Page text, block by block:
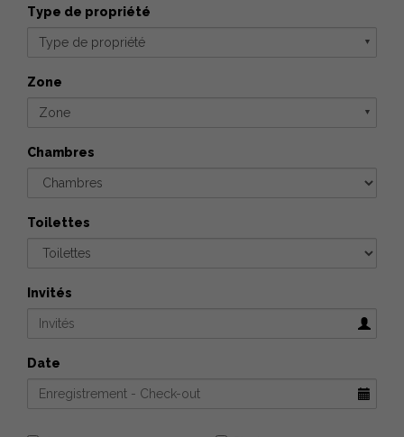
Type de propriété
Type de propriété ▼
Zone
Zone ▼
Chambres
Toilettes
Invités
Date